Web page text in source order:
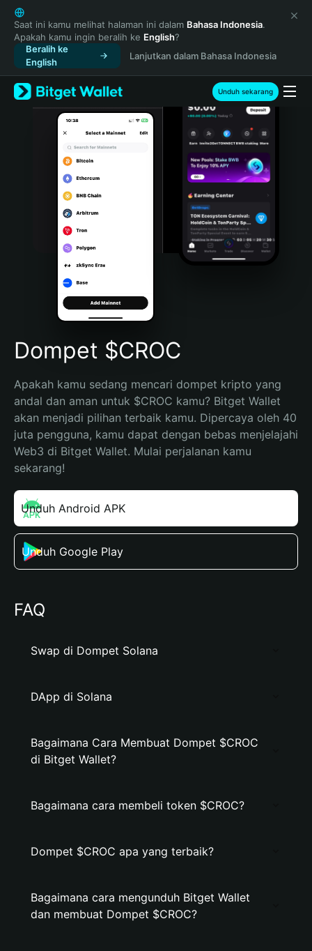
English
日本語
Tiếng Việt
Русский
Español (Latinoamérica)
Türkçe
Italiano
Português (Portugal)
Bahasa Indonesia
Português (Brasil)
Español (Argentina)
Saat ini kamu melihat halaman ini dalam Bahasa Indonesia.
Apakah kamu ingin beralih ke English?
Beralih ke
English
Lanjutkan dalam Bahasa Indonesia
Unduh sekarang
Dompet $CROC
Apakah kamu sedang mencari dompet kripto yang
andal dan aman untuk $CROC kamu? Bitget Wallet
akan menjadi pilihan terbaik kamu. Dipercaya oleh 40
juta pengguna, kamu dapat dengan bebas menjelajahi
Web3 di Bitget Wallet. Mulai perjalanan kamu
sekarang!
Unduh Android APK
Unduh Google Play
FAQ
Swap di Dompet Solana
DApp di Solana
Bagaimana Cara Membuat Dompet $CROC
di Bitget Wallet?
Bagaimana cara membeli token $CROC?
Dompet $CROC apa yang terbaik?
Bagaimana cara mengunduh Bitget Wallet
dan membuat Dompet $CROC?